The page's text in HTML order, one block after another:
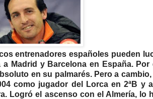
entrenadores españoles pueden
Madrid y Barcelona en España.
en su palmarés. Pero a
como jugador del Lorca en 2ªB y
Logró el ascenso con el Almería, lo